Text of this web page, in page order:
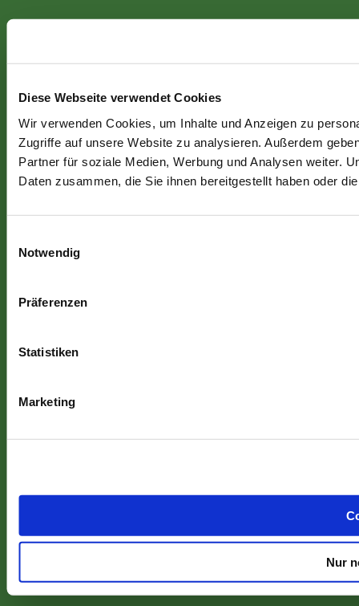
Diese Webseite verwendet Cookies
Wir verwenden Cookies, um Inhalte und Anzeigen zu
Zugriffe auf unsere Website zu analysieren. Außerdem
Partner für soziale Medien, Werbung und Analysen weiter.
Daten zusammen, die Sie ihnen bereitgestellt haben oder
Notwendig
Präferenzen
Statistiken
Marketing
Nur